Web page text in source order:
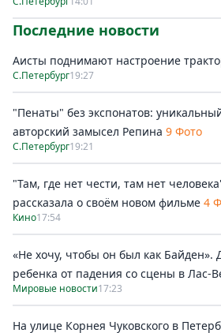
Последние новости
Аисты поднимают настроение
С.Петербург19:27
"Пенаты" без экспонатов:
авторский замысел Репина 9 Фото
С.Петербург19:21
"Там, где нет чести, там нет
рассказала о своём новом фильме 4
Кино17:54
«Не хочу, чтобы он был как Байден».
ребенка от падения со сцены в Лас-
Мировые новости17:23
На улице Корнея Чуковского в